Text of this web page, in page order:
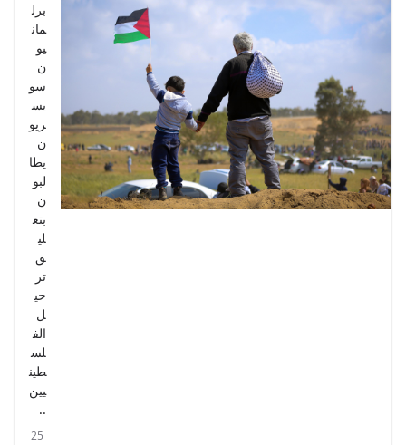
برل
مان
يو
ن
سو
يس
ريو
ن
يطا
لبو
ن
بتع
لي
ق
تر
حي
ل
الف
لس
طين
يين
..
25